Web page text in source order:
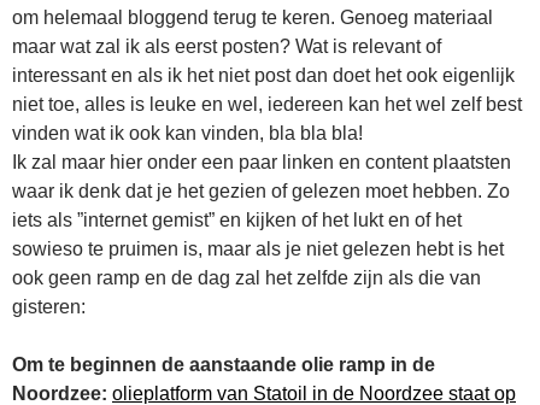
om helemaal bloggend terug te keren. Genoeg materiaal
maar wat zal ik als eerst posten? Wat is relevant of
interessant en als ik het niet post dan doet het ook eigenlijk
niet toe, alles is leuke en wel, iedereen kan het wel zelf best
vinden wat ik ook kan vinden, bla bla bla!
Ik zal maar hier onder een paar linken en content plaatsten
waar ik denk dat je het gezien of gelezen moet hebben. Zo
iets als ”internet gemist” en kijken of het lukt en of het
sowieso te pruimen is, maar als je niet gelezen hebt is het
ook geen ramp en de dag zal het zelfde zijn als die van
gisteren:
Om te beginnen de aanstaande olie ramp in de
Noordzee: olieplatform van Statoil in de Noordzee staat op